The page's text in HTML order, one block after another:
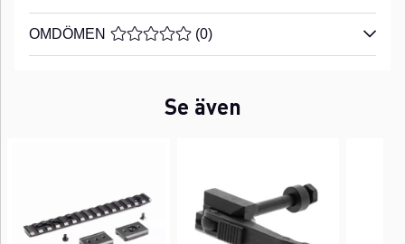
OMDÖMEN MEDELBETYG 0 AV 5 ANTAL BETYG 0
(0)
Se även